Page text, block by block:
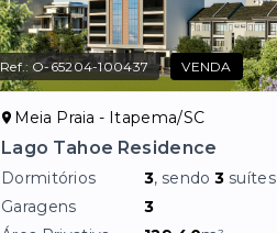
Ref.: O-65204-100437 VENDA
Meia Praia - Itapema/SC
Lago Tahoe Residence
Dormitórios 3, sendo3 suítes
Garagens
3